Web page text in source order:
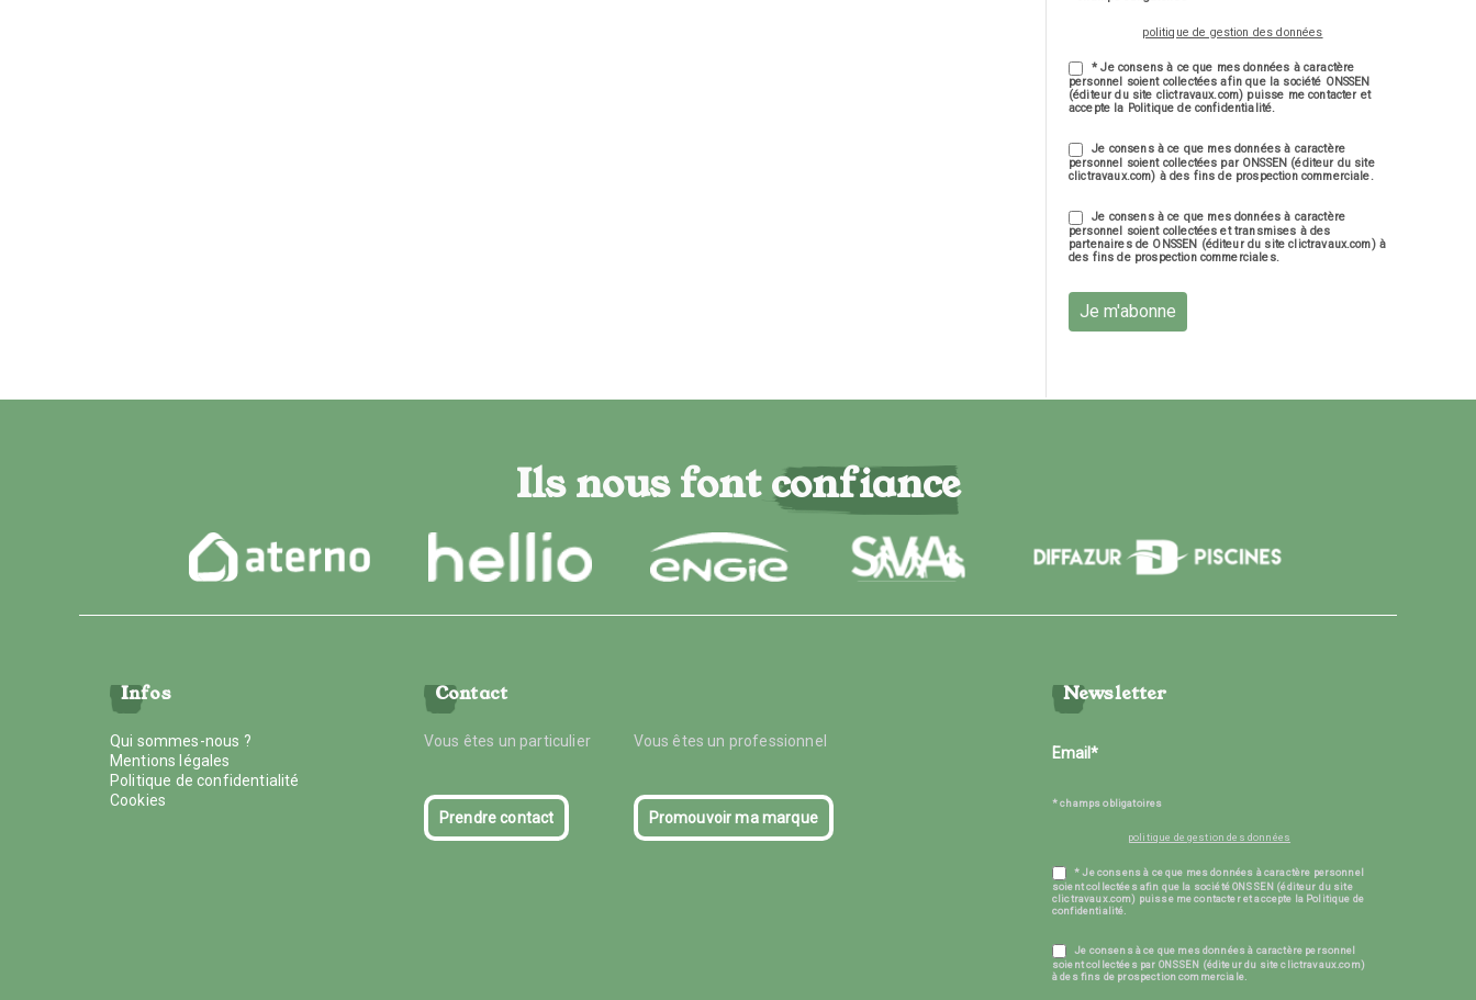
politique de gestion des données
* Je consens à ce que mes données à caractère
personnel soient collectées afin que la société ONSSEN
(éditeur du site clictravaux.com) puisse me contacter et
accepte la Politique de confidentialité.
Je consens à ce que mes données à caractère
personnel soient collectées par ONSSEN (éditeur du site
clictravaux.com) à des fins de prospection commerciale.
Je consens à ce que mes données à caractère
personnel soient collectées et transmises à des
partenaires de ONSSEN (éditeur du site clictravaux.com) à
des fins de prospection commerciales.
Je m'abonne
Ils nous font confiance
Infos
Qui sommes-nous ?
Mentions légales
Politique de confidentialité
Cookies
Contact
Vous êtes un particulier Vous êtes un professionnel
Prendre contact Promouvoir ma marque
Newsletter
* champs obligatoires
politique de gestion des données
* Je consens à ce que mes données à caractère personnel
soient collectées afin que la société ONSSEN (éditeur du site
clictravaux.com) puisse me contacter et accepte la Politique de
confidentialité.
Je consens à ce que mes données à caractère personnel
soient collectées par ONSSEN (éditeur du site clictravaux.com)
à des fins de prospection commerciale.